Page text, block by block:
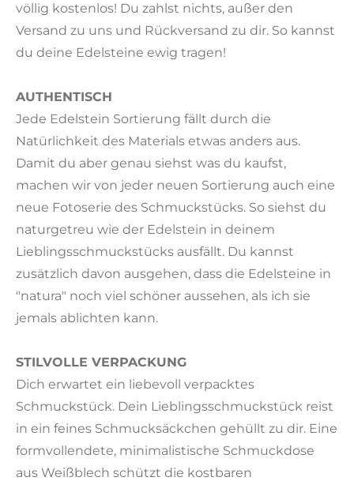
völlig kostenlos! Du zahlst nichts, außer den
Versand zu uns und Rückversand zu dir. So kannst
du deine Edelsteine ewig tragen!
AUTHENTISCH
Jede Edelstein Sortierung fällt durch die
Natürlichkeit des Materials etwas anders aus.
Damit du aber genau siehst was du kaufst,
machen wir von jeder neuen Sortierung auch eine
neue Fotoserie des Schmuckstücks. So siehst du
naturgetreu wie der Edelstein in deinem
Lieblingsschmuckstücks ausfällt. Du kannst
zusätzlich davon ausgehen, dass die Edelsteine in
"natura" noch viel schöner aussehen, als ich sie
jemals ablichten kann.
STILVOLLE VERPACKUNG
Dich erwartet ein liebevoll verpacktes
Schmuckstück. Dein Lieblingsschmuckstück reist
in ein feines Schmucksäckchen gehüllt zu dir. Eine
formvollendete, minimalistische Schmuckdose
aus Weißblech schützt die kostbaren